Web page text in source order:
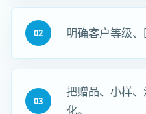
02 明确客户等级、
03
把赠品、小样
化。